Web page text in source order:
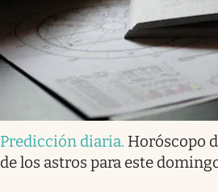
Predicción diaria. Horóscopo
de los astros para este